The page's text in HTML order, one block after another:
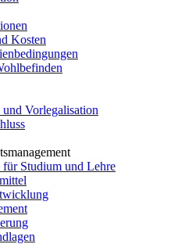
Kosten
Vorlegalisation
für Studium und Lehre